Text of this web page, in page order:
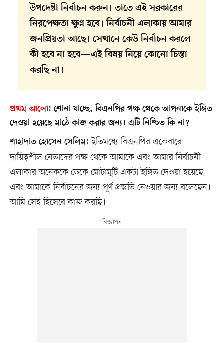
উপদেষ্টা নির্বাচন করুন। তাতে এই সরকারের
নিরপেক্ষতা ক্ষুণ্ন হবে। নির্বাচনী এলাকায় আমার
জনপ্রিয়তা আছে। সেখানে কেউ নির্বাচন করলে
কী হবে না হবে—এই বিষয় নিয়ে কোনো চিন্তা
করছি না।
প্রথম আলো: শোনা যাচ্ছে, বিএনপির পক্ষ থেকে আপনাকে ইঙ্গিত
দেওয়া হয়েছে মাঠে কাজ করার জন্য। এটি নিশ্চিত কি না?
শাহাদাত হোসেন সেলিম: ইতিমধ্যে বিএনপির একেবারে
দায়িত্বশীল নেতাদের পক্ষ থেকে আমাকে এবং আমার নির্বাচনী
এলাকার অনেককে ডেকে মোটামুটি একটা ইঙ্গিত দেওয়া হয়েছে
এবং আমাকে নির্বাচনের জন্য পূর্ণ প্রস্তুতি নেওয়ার জন্য বলেছেন।
আমি সেই হিসেবে কাজ করছি।